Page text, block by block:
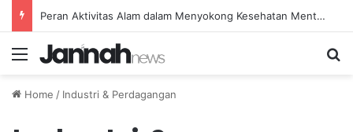
Peran Aktivitas Alam dalam Menyokong Kesehatan Mental dan Menenangkan Pikiran di Masa Sulit
Menu
Home / Industri & Perdagangan